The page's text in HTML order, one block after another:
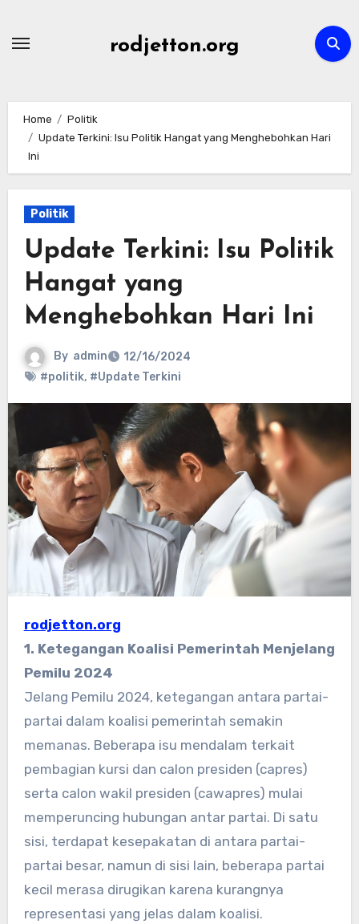
rodjetton.org
Home
Politik
Update Terkini: Isu Politik Hangat yang Menghebohkan Hari
Ini
Politik
Update Terkini: Isu Politik
Hangat yang
Menghebohkan Hari Ini
By admin
12/16/2024
#politik, #Update Terkini
rodjetton.org
1. Ketegangan Koalisi Pemerintah Menjelang
Pemilu 2024
Jelang Pemilu 2024, ketegangan antara partai-
partai dalam koalisi pemerintah semakin
memanas. Beberapa isu mendalam terkait
pembagian kursi dan calon presiden (capres)
serta calon wakil presiden (cawapres) mulai
memperuncing hubungan antar partai. Di satu
sisi, terdapat kesepakatan di antara partai-
partai besar, namun di sisi lain, beberapa partai
kecil merasa dirugikan karena kurangnya
representasi yang jelas dalam koalisi.